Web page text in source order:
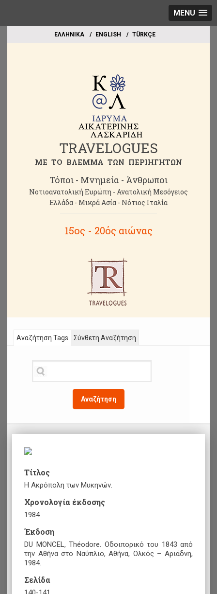
MENU
EΛΛΗΝΙΚΑ ΕΝGLISH TÜRKÇE
TRAVELOGUES
ME TO BΛΕΜΜΑ ΤΩΝ ΠΕΡΙΗΓΗΤΩΝ
Τόποι - Μνημεία - Άνθρωποι
Νοτιοανατολική Ευρώπη - Ανατολική Μεσόγειος
Ελλάδα - Μικρά Ασία - Νότιος Ιταλία
15ος - 20ός αιώνας
Αναζήτηση Tags
Αναζήτηση
Σύνθετη Αναζήτηση
Τίτλος
Η Ακρόπολη των Μυκηνών.
Χρονολογία έκδοσης
1984
Έκδοση
DU MONCEL, Théodore. Οδοιπορικό του 1843 από
την Αθήνα στο Ναύπλιο, Αθήνα, Ολκός – Αριάδνη,
1984.
Σελίδα